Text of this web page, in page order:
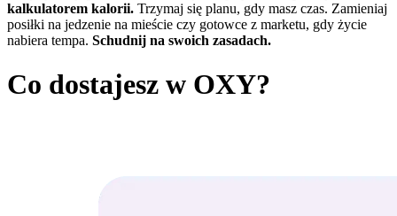
kalkulatorem kalorii. Trzymaj się planu, gdy masz czas. Zamieniaj
posiłki na jedzenie na mieście czy gotowce z marketu, gdy życie
nabiera tempa. Schudnij na swoich zasadach.
Co dostajesz w OXY?